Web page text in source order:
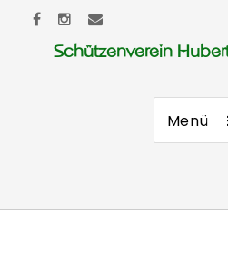
Schützenverein
Menü